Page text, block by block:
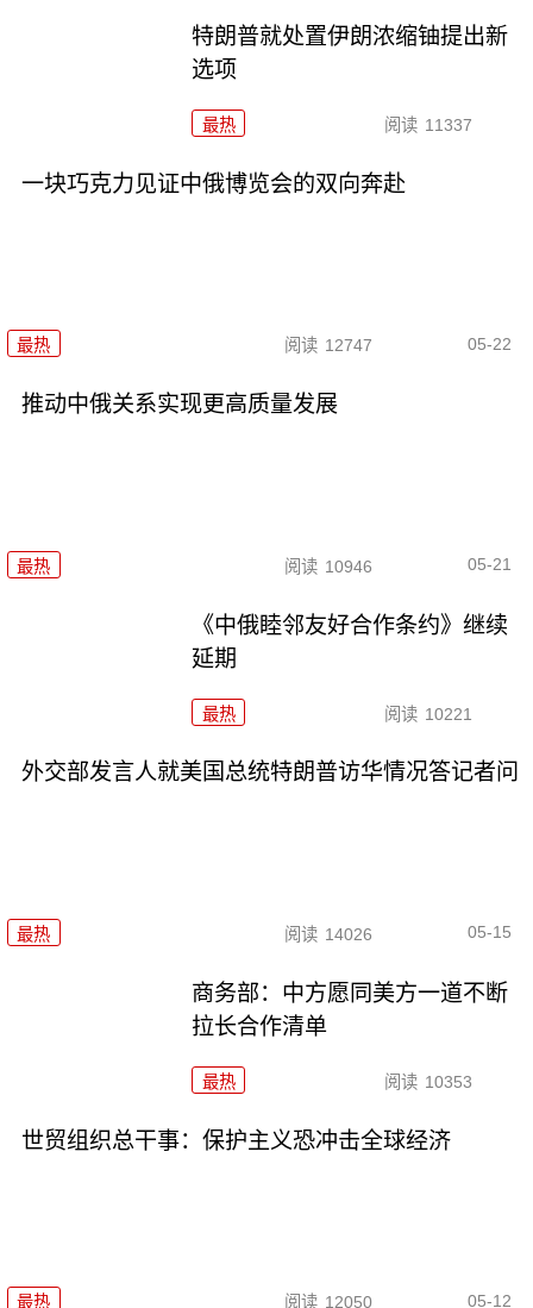
特朗普就处置伊朗浓缩铀提出新
选项
最热 阅读 11337
一块巧克力见证中俄博览会的双向奔赴
最热 阅读 12747 05-22
推动中俄关系实现更高质量发展
最热 阅读 10946 05-21
《中俄睦邻友好合作条约》继续
延期
最热 阅读 10221
外交部发言人就美国总统特朗普访华情况答记者问
最热 阅读 14026 05-15
商务部：中方愿同美方一道不断
拉长合作清单
最热 阅读 10353
世贸组织总干事：保护主义恐冲击全球经济
最热 阅读 12050 05-12